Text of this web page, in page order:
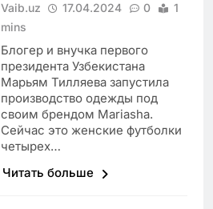
Vaib.uz 17.04.2024 0
1
mins
Блогер и внучка первого
президента Узбекистана
Марьям Тилляева запустила
производство одежды под
своим брендом Mariasha.
Сейчас это женские футболки
четырех…
Читать больше